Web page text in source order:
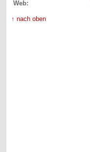
Web:
↑ nach oben